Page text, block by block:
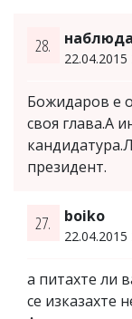
28.
22.04.2015
Божидаров е
своя глава.А
президент.
27. boiko
22.04.2015
а питахте ли
се изказахте